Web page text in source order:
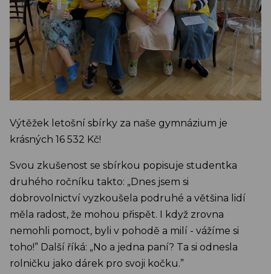
Výtěžek letošní sbírky za naše gymnázium je
krásných 16 532 Kč!
Svou zkušenost se sbírkou popisuje studentka
druhého ročníku takto: „Dnes jsem si
dobrovolnictví vyzkoušela podruhé a většina lidí
měla radost, že mohou přispět. I když zrovna
nemohli pomoct, byli v pohodě a milí - vážíme si
toho!” Další říká: „No a jedna paní? Ta si odnesla
rolničku jako dárek pro svoji kočku.”